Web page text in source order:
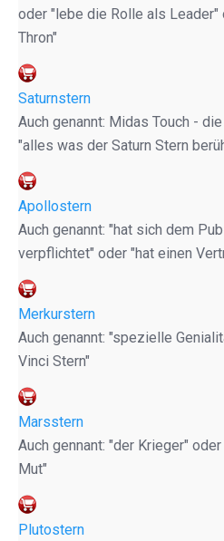
oder "lebe die Rolle als
Thron"
Saturnstern
Auch genannt: Midas Touch -
"alles was der Saturn Stern
Apollostern
Auch genannt: "hat sich dem
verpflichtet" oder "hat einen
Merkurstern
Auch genannt: "spezielle
Vinci Stern"
Marsstern
Auch gennant: "der Krieger"
Mut"
Plutostern